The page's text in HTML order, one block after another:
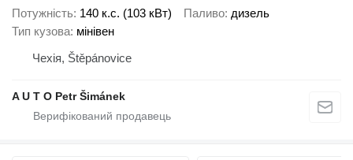
Потужність 140 к.с. (103 кВт) Паливо дизель
Тип кузова мінівен
Чехія, Štěpánovice
A U T O Petr Šimánek